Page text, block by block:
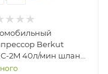
Berkut
2M 40л/мин шланг